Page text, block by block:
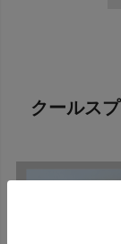
クールス